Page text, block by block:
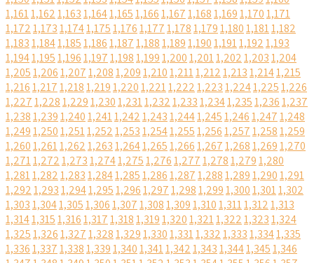
1,1611,1621,1631,1641,1651,1661,1671,1681,1691,1701,171
1,1721,1731,1741,1751,1761,1771,1781,1791,1801,1811,182
1,1831,1841,1851,1861,1871,1881,1891,1901,1911,1921,193
1,1941,1951,1961,1971,1981,1991,2001,2011,2021,2031,204
1,2051,2061,2071,2081,2091,2101,2111,2121,2131,2141,215
1,2161,2171,2181,2191,2201,2211,2221,2231,2241,2251,226
1,2271,2281,2291,2301,2311,2321,2331,2341,2351,2361,237
1,2381,2391,2401,2411,2421,2431,2441,2451,2461,2471,248
1,2491,2501,2511,2521,2531,2541,2551,2561,2571,2581,259
1,2601,2611,2621,2631,2641,2651,2661,2671,2681,2691,270
1,2711,2721,2731,2741,2751,2761,2771,2781,2791,280
1,2811,2821,2831,2841,2851,2861,2871,2881,2891,2901,291
1,2921,2931,2941,2951,2961,2971,2981,2991,3001,3011,302
1,3031,3041,3051,3061,3071,3081,3091,3101,3111,3121,313
1,3141,3151,3161,3171,3181,3191,3201,3211,3221,3231,324
1,3251,3261,3271,3281,3291,3301,3311,3321,3331,3341,335
1,3361,3371,3381,3391,3401,3411,3421,3431,3441,3451,346